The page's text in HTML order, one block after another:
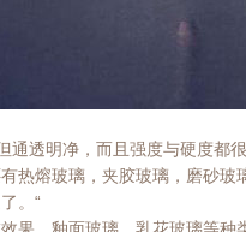
透明净，而且强度与硬度都
热熔玻璃，夹胶玻璃，磨砂
。“